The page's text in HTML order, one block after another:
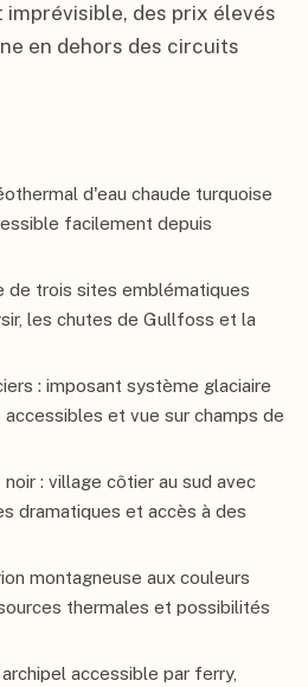
des prix élevés
en dehors des circuits
d'eau chaude turquoise
facilement depuis
de trois sites emblématiques
les chutes de Gullfoss et la
: imposant système glaciaire
et vue sur champs de
: village côtier au sud avec
dramatiques et accès à des
montagneuse aux couleurs
thermales et possibilités
accessible par ferry,